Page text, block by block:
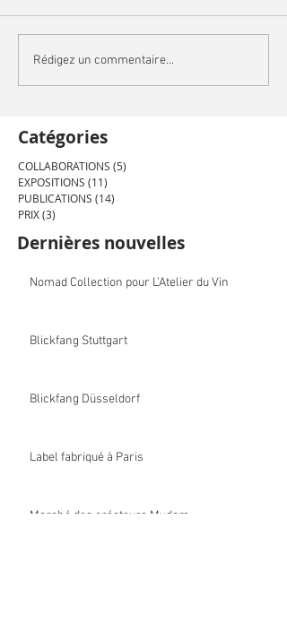
Rédigez un commentaire...
Catégories
COLLABORATIONS (5)
EXPOSITIONS (11)
PUBLICATIONS (14)
PRIX(3)
Dernières nouvelles
Nomad Collection pour L’Atelier du Vin
Blickfang Stuttgart
Blickfang Düsseldorf
Label fabriqué à Paris
Marché des créateurs Mudam